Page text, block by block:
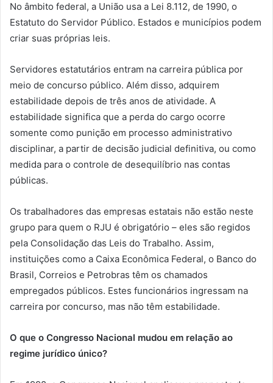
No âmbito federal, a União usa a Lei 8.112, de 1990, o
Estatuto do Servidor Público. Estados e municípios podem
criar suas próprias leis.
Servidores estatutários entram na carreira pública por
meio de concurso público. Além disso, adquirem
estabilidade depois de três anos de atividade. A
estabilidade significa que a perda do cargo ocorre
somente como punição em processo administrativo
disciplinar, a partir de decisão judicial definitiva, ou como
medida para o controle de desequilíbrio nas contas
públicas.
Os trabalhadores das empresas estatais não estão neste
grupo para quem o RJU é obrigatório – eles são regidos
pela Consolidação das Leis do Trabalho. Assim,
instituições como a Caixa Econômica Federal, o Banco do
Brasil, Correios e Petrobras têm os chamados
empregados públicos. Estes funcionários ingressam na
carreira por concurso, mas não têm estabilidade.
O que o Congresso Nacional mudou em relação ao
regime jurídico único?